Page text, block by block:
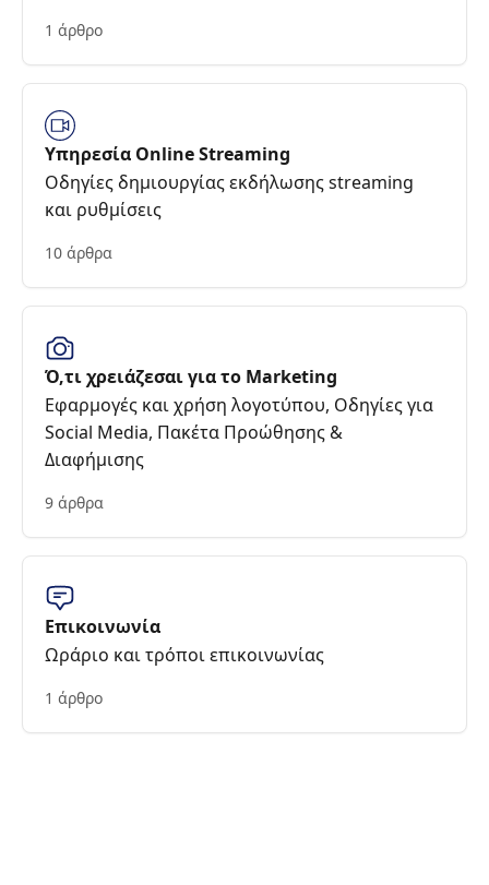
1 άρθρο
Υπηρεσία Online Streaming
Οδηγίες δημιουργίας εκδήλωσης streaming
και ρυθμίσεις
10 άρθρα
Ό,τι χρειάζεσαι για το Marketing
Εφαρμογές και χρήση λογοτύπου, Οδηγίες για
Social Media, Πακέτα Προώθησης &
Διαφήμισης
9 άρθρα
Επικοινωνία
Ωράριο και τρόποι επικοινωνίας
1 άρθρο